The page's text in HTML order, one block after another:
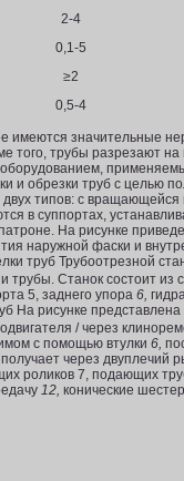
2-4
0,1-5
≥2
0,5-4
значительные
того, трубы разрезают
и обрезки труб с целью
типов: с
в суппортах,
На рисунке
наружной фаски и
Трубоотрезной
Станок состоит из
5, заднего упора 6,
На рисунке
/ через
с помощью втулки 6,
получает через двуплечий
роликов 7, подающих
12, конические